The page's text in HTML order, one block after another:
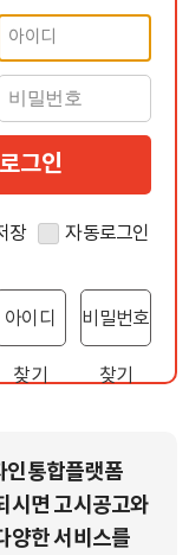
장 자동로그인
아이디
찾기
비밀번호
찾기
인통합플랫폼
시면 고시공고와
양한 서비스를